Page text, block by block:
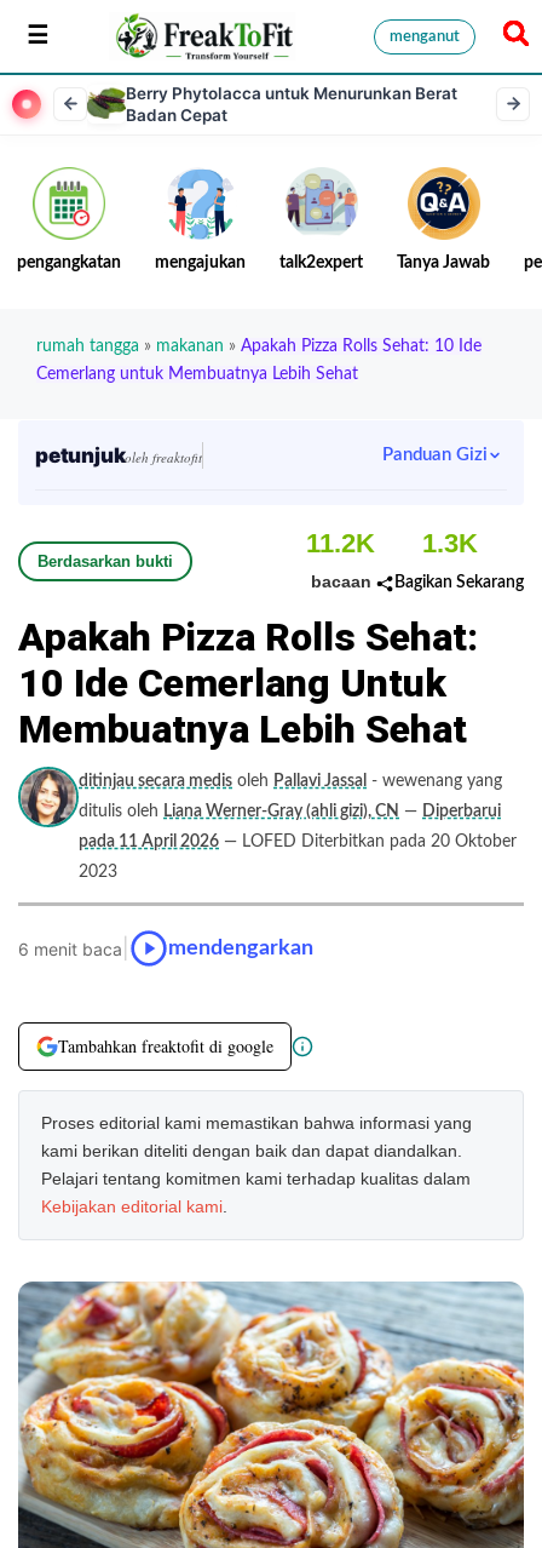
menganut
Berry Phytolacca untuk Menurunkan Berat
Badan Cepat
pengangkatan mengajukan talk2expert Tanya Jawab
rumah tangga » makanan » Apakah Pizza Rolls Sehat: 10 Ide
Cemerlang untuk Membuatnya Lebih Sehat
petunjukoleh freaktofit Panduan Gizi
Berdasarkan bukti
11.2K
bacaan
1.3K
Bagikan Sekarang
Apakah Pizza Rolls Sehat:
10 Ide Cemerlang Untuk
Membuatnya Lebih Sehat
ditinjau secara medis oleh Pallavi Jassal - wewenang yang
ditulis oleh Liana Werner-Gray (ahli gizi), CN — Diperbarui
pada 11 April 2026 — LOFED Diterbitkan pada 20 Oktober
2023
6 menit baca mendengarkan
Tambahkan freaktofit di google
Proses editorial kami memastikan bahwa informasi yang
kami berikan diteliti dengan baik dan dapat diandalkan.
Pelajari tentang komitmen kami terhadap kualitas dalam
Kebijakan editorial kami